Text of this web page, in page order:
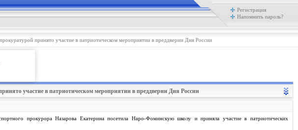
Регистрация
Напомнить пароль?
принято участие в патриотическом мероприятии в преддверии Дня России
участие в патриотическом мероприятии в преддверии Дня России
прокурора Назарова Екатерина посетила Наро-Фоминскую школу и приняла участие в патриотических